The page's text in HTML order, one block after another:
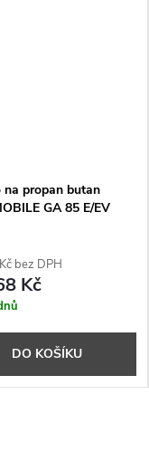
na propan butan
GA 85 E/EV
bez DPH
Kč
DO KOŠÍKU